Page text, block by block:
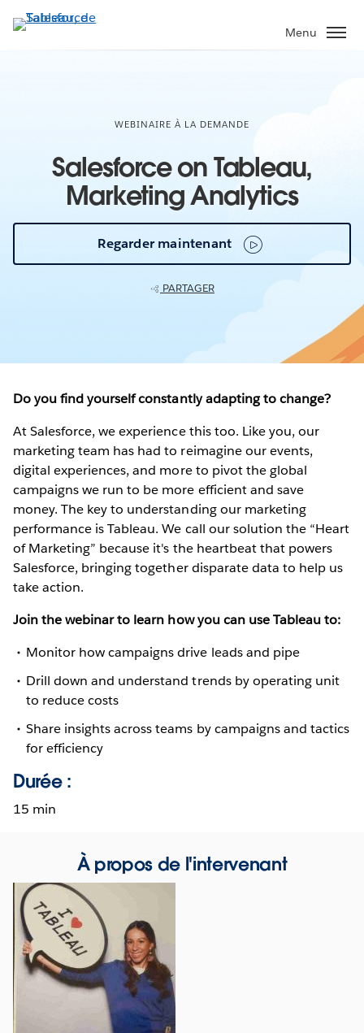
Aller
au
Menu
WEBINAIRE À LA DEMANDE
Salesforce on Tableau,
Marketing Analytics
Regarder maintenant
PARTAGER
Do you find yourself constantly adapting to change?
At Salesforce, we experience this too. Like you, our
marketing team has had to reimagine our events,
digital experiences, and more to pivot the global
campaigns we run to be more efficient and save
money. The key to understanding our marketing
performance is Tableau. We call our solution the “Heart
of Marketing” because it's the heartbeat that powers
Salesforce, bringing together disparate data to help us
take action.
Join the webinar to learn how you can use Tableau to:
Monitor how campaigns drive leads and pipe
Drill down and understand trends by operating unit
to reduce costs
Share insights across teams by campaigns and tactics
for efficiency
Durée :
15 min
À propos de l'intervenant